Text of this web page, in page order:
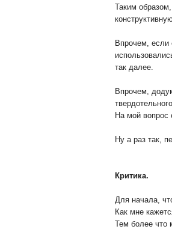
Таким
Впрочем, если
так далее.
Впрочем,
На мой вопрос
Ну а раз так,
Критика.
Для начала,
Как мне
Тем более что